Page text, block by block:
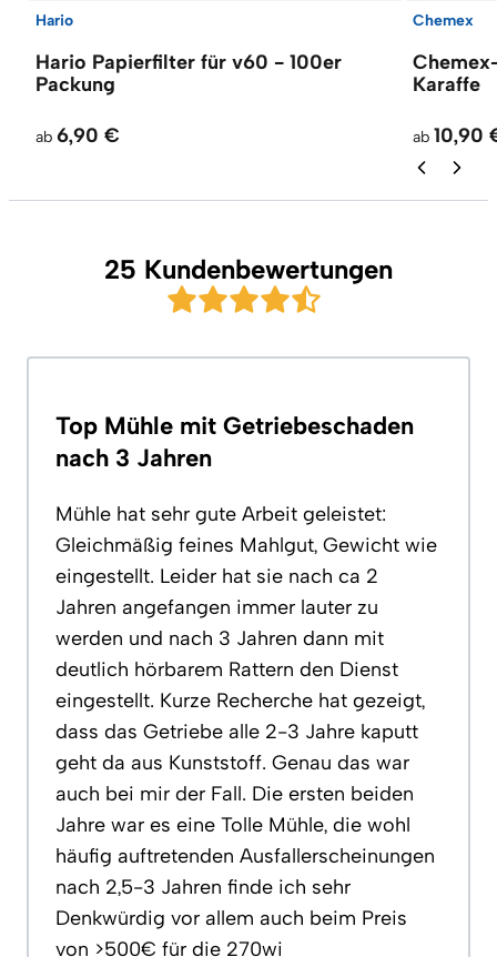
Hario
Hario Papierfilter für v60 - 100er
Packung
ab 6,90 €
Chemex
Karaffe
ab 10,90
25 Kundenbewertungen
Top Mühle mit Getriebeschaden
nach 3 Jahren
Mühle hat sehr gute Arbeit geleistet:
Gleichmäßig feines Mahlgut, Gewicht wie
eingestellt. Leider hat sie nach ca 2
Jahren angefangen immer lauter zu
werden und nach 3 Jahren dann mit
deutlich hörbarem Rattern den Dienst
eingestellt. Kurze Recherche hat gezeigt,
dass das Getriebe alle 2-3 Jahre kaputt
geht da aus Kunststoff. Genau das war
auch bei mir der Fall. Die ersten beiden
Jahre war es eine Tolle Mühle, die wohl
häufig auftretenden Ausfallerscheinungen
nach 2,5-3 Jahren finde ich sehr
Denkwürdig vor allem auch beim Preis
von >500€ für die 270wi